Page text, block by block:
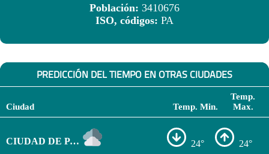
Población: 3410676
ISO, códigos: PA
PREDICCIÓN DEL TIEMPO EN OTRAS CIUDADES
Ciudad Temp. Min.
Temp.
Max.
CIUDAD DE PANAMÁ 24° 24°